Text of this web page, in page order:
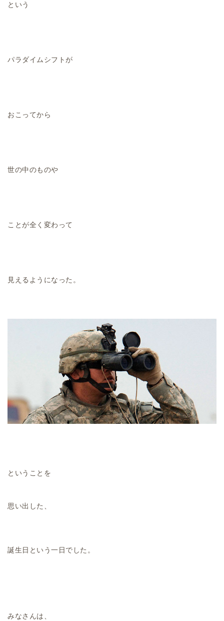
という
パラダイムシフトが
おこってから
世の中のものや
ことが全く変わって
見えるようになった。
ということを
思い出した、
誕生日という一日でした。
みなさんは、